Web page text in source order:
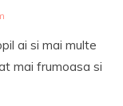
ai si mai multe
mai frumoasa si